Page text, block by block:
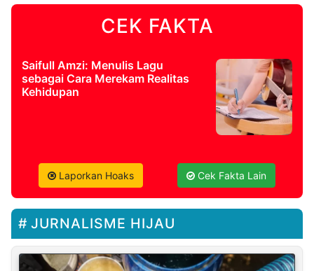
CEK FAKTA
Saifull Amzi: Menulis Lagu
sebagai Cara Merekam Realitas
Kehidupan
Laporkan Hoaks Cek Fakta Lain
JURNALISME HIJAU